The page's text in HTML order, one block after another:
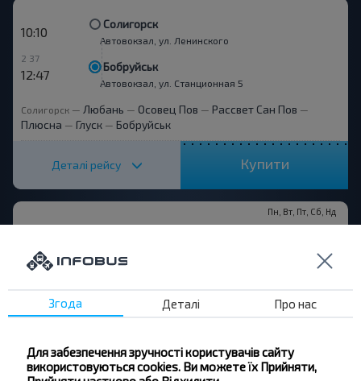
10:10
Солигорск
Автовокзал, ул. Ленинского
2 37
12:47
Бобруйськ
Автовокзал, ул. Станционная 5
Солигорск — Любань — Осовец Пов — Рассвет Сан Пов —
Плюсна — Глуск — Бобруйськ
Деталі рейсу Купити
Пн, Вт, Пт, Сб, Нд
18:00
Автовокзал, ул. Ленинского
5 11
23:11
Згода Деталі Про нас
Для забезпечення зручності користувачів сайту
використовуються cookies. Ви можете їх Прийняти,